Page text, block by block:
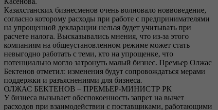
Казахстанских бизнесменов очень волновало новвоведение,
согласно которому расходы при работе с предпринимателями
на упрощенной декларации нельзя будет учитывать при
расчете налога. Высказывались мнения, что из-за этого
компаниям на общеустановленном режиме может стать
невыгодно работать с теми, кто на упрощенке, что
потенциально могло затронуть малый бизнес. Премьер Олжас
Бектенов отметил: изменения будут сопровождаться мерами
поддержки и разъяснениями для бизнеса.
ОЛЖАС БЕКТЕНОВ – ПРЕМЬЕР-МИНИСТР РК
У бизнеса вызывает обеспокоенность запрет на вычет
расходов при взаимодействии с поставщиками, работающими